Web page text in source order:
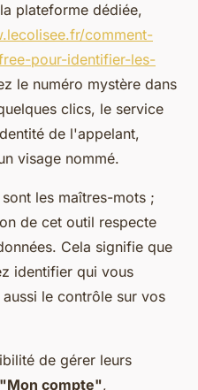
plateforme dédiée,
comment-
pour-identifier-les-
le numéro mystère dans
clics, le service
de l'appelant,
visage nommé.
les maîtres-mots ;
de cet outil respecte
Cela signifie que
identifier qui vous
le contrôle sur vos
de gérer leurs
"Mon compte",